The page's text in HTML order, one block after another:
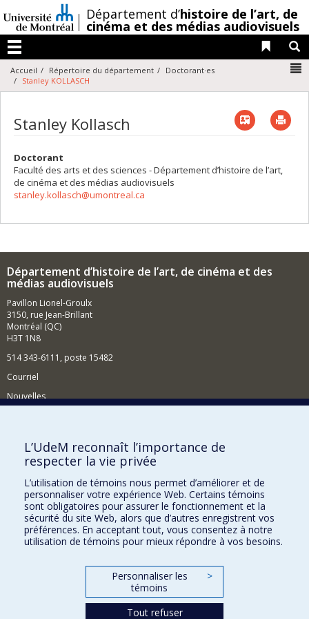
au
contenu
/Département d’histoire de l’art, de
cinéma et des médias audiovisuels
Menu
Liens
Accueil Répertoire du département
Doctorant·es
Stanley KOLLASCH
Stanley Kollasch Vcard
Doctorant
Faculté des arts et des sciences - Département d’histoire de l’art,
de cinéma et des médias audiovisuels
stanley.kollasch@umontreal.ca
Département d’histoire de l’art, de cinéma et des
médias audiovisuels
Pavillon Lionel-Groulx
3150, rue Jean-Brillant
Montréal (QC)
H3T 1N8
514 343-6111, poste 15482
Courriel
Nouvelles
Comment soutenir le Département?
BESOIN D'AIDE?
Plan du site
Signaler une erreur
Accessibilité
FACULTÉ DES ARTS ET DES SCIENCES
Nos départements et écoles
L’UdeM reconnaît l’importance de
respecter la vie privée
L’utilisation de témoins nous permet d’améliorer et de
personnaliser votre expérience Web. Certains témoins
sont obligatoires pour assurer le fonctionnement et la
sécurité du site Web, alors que d’autres enregistrent vos
préférences. En acceptant tout, vous consentez à notre
utilisation de témoins pour mieux répondre à vos besoins.
Personnaliser les
témoins
>
Tout refuser